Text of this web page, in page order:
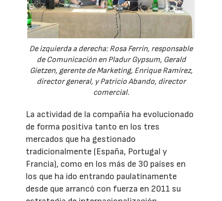
De izquierda a derecha: Rosa Ferrín, responsable
de Comunicación en Pladur Gypsum, Gerald
Gietzen, gerente de Marketing, Enrique Ramírez,
director general, y Patricio Abando, director
comercial.
La actividad de la compañía ha evolucionado
de forma positiva tanto en los tres
mercados que ha gestionado
tradicionalmente (España, Portugal y
Francia), como en los más de 30 países en
los que ha ido entrando paulatinamente
desde que arrancó con fuerza en 2011 su